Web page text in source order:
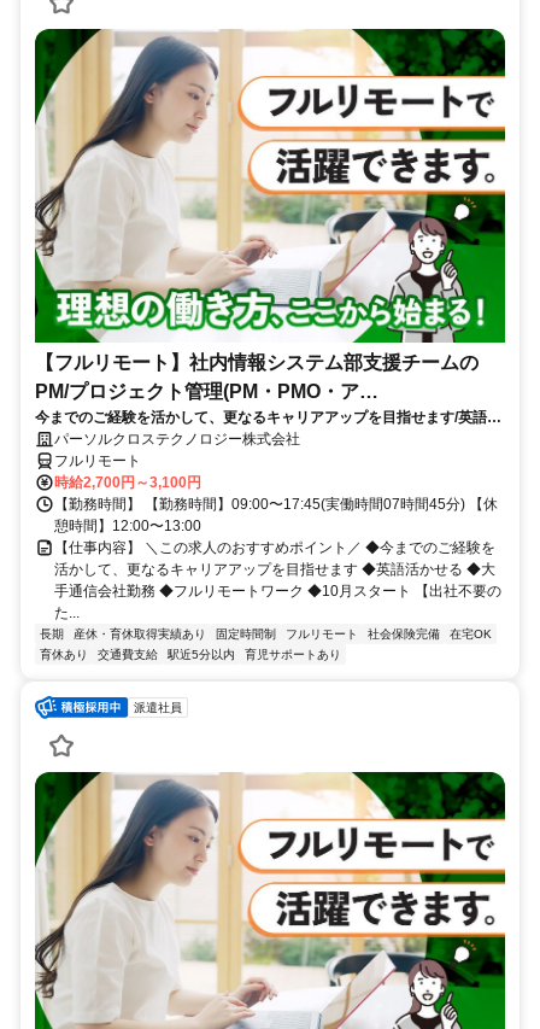
【フルリモート】社内情報システム部支援チームの
PM/プロジェクト管理(PM・PMO・ア
シ)_N260774362
今までのご経験を活かして、更なるキャリアアップを目指せます/英語活
かせる/大手通信会社勤務/フルリモートワーク/10月スタート
パーソルクロステクノロジー株式会社
フルリモート
時給2,700円～3,100円
【勤務時間】 【勤務時間】09:00〜17:45(実働時間07時間45分) 【休
憩時間】12:00〜13:00
【仕事内容】 ＼この求人のおすすめポイント／ ◆今までのご経験を
活かして、更なるキャリアアップを目指せます ◆英語活かせる ◆大
手通信会社勤務 ◆フルリモートワーク ◆10月スタート 【出社不要の
た...
長期 産休・育休取得実績あり 固定時間制 フルリモート 社会保険完備
在宅OK
育休あり
交通費支給 駅近5分以内 育児サポートあり
派遣社員